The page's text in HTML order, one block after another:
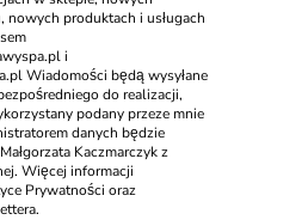
nowych produktach i usługach
i
Wiadomości będą wysyłane
do realizacji,
podany przeze mnie
danych będzie
Kaczmarczyk z
Więcej informacji
Prywatności oraz